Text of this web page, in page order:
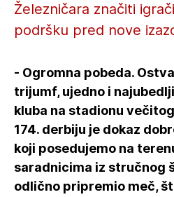
Železničara značiti
podršku pred nove
- Ogromna pobeda.
trijumf, ujedno i
kluba na stadionu
174. derbiju je dokaz
koji posedujemo na
saradnicima iz stručnog
odlično pripremio meč,